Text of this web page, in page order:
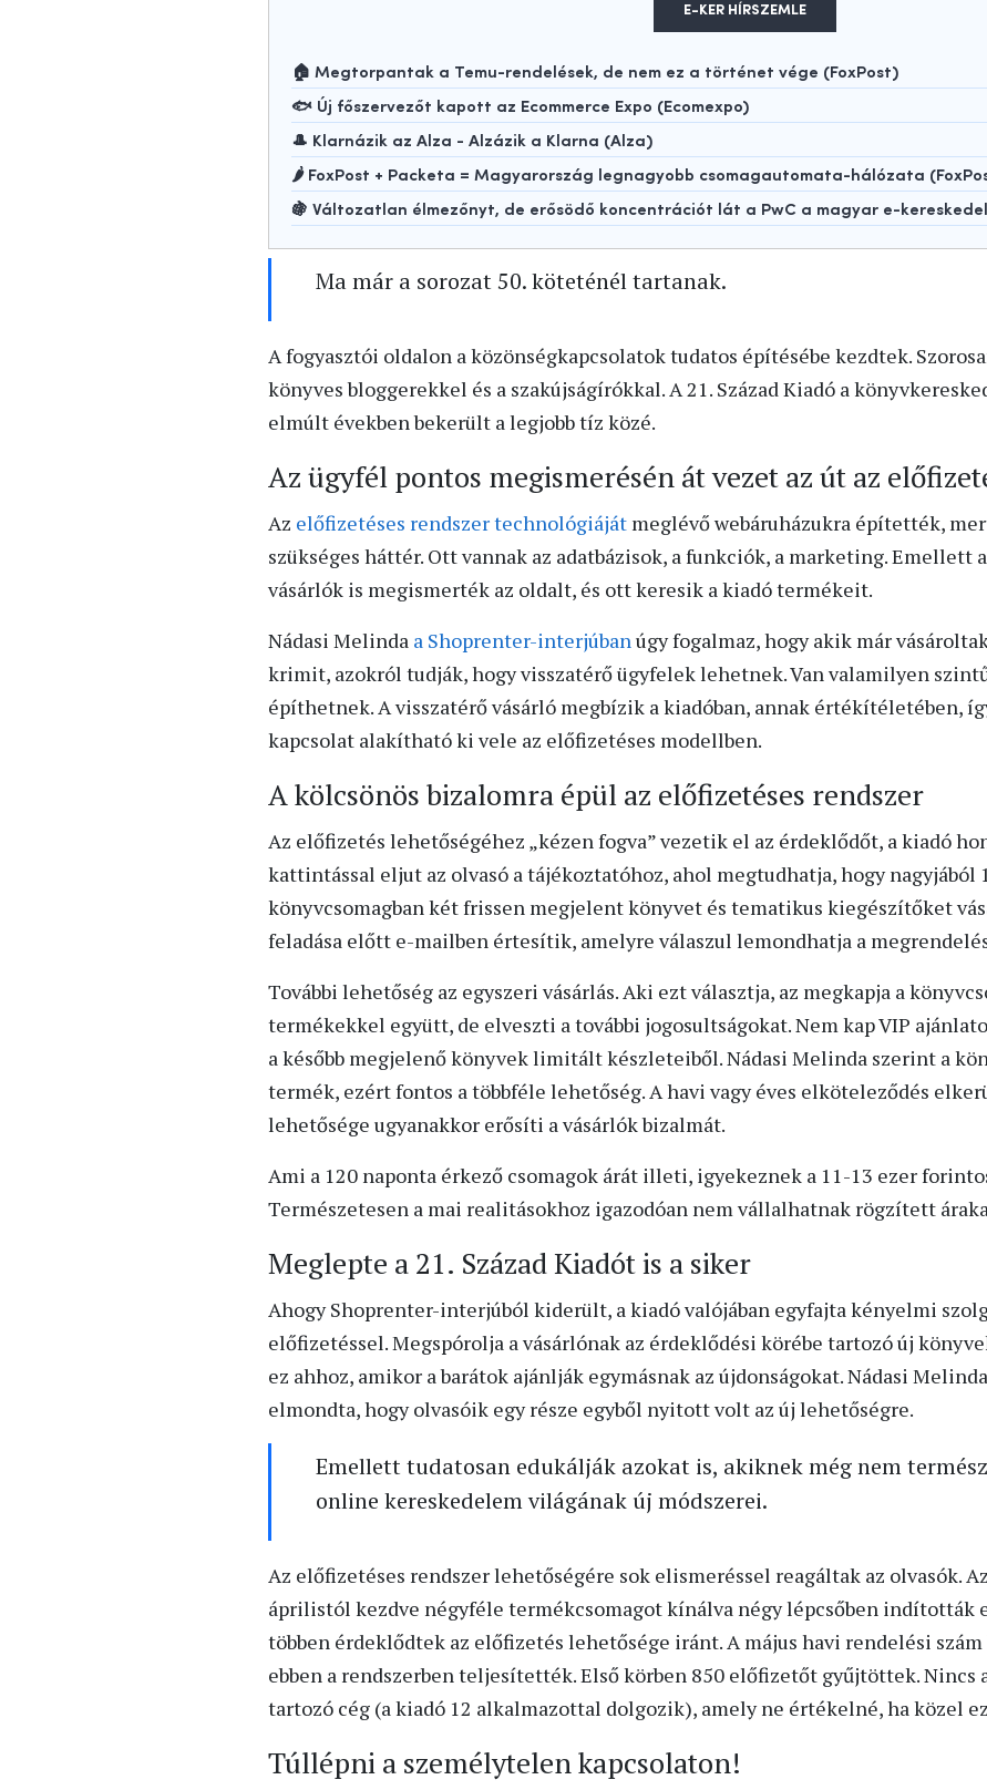
E-KER HÍRSZEMLE
🏠 Megtorpantak a Temu-rendelések, de nem ez a történet vége (FoxPost)
🐟 Új főszervezőt kapott az Ecommerce Expo (Ecomexpo)
🎩 Klarnázik az Alza - Alzázik a Klarna (Alza)
🌶️ FoxPost + Packeta = Magyarország legnagyobb csomagautomata-hálózata
🍇 Változatlan élmezőnyt, de erősödő koncentrációt lát a PwC a magyar e-
Ma már a sorozat 50. köteténél tartanak.
A fogyasztói oldalon a közönségkapcsolatok tudatos építésébe kezdtek.
könyves bloggerekkel és a szakújságírókkal. A 21. Század Kiadó a
elmúlt években bekerült a legjobb tíz közé.
Az ügyfél pontos megismerésén át vezet az út az
Az előfizetéses rendszer technológiáját meglévő webáruházukra építették,
szükséges háttér. Ott vannak az adatbázisok, a funkciók, a marketing. Emellett
vásárlók is megismerték az oldalt, és ott keresik a kiadó termékeit.
Nádasi Melinda a Shoprenter-interjúbanúgy fogalmaz, hogy akik már
krimit, azokról tudják, hogy visszatérő ügyfelek lehetnek. Van valamilyen
építhetnek. A visszatérő vásárló megbízik a kiadóban, annak értékítéletében,
kapcsolat alakítható ki vele az előfizetéses modellben.
A kölcsönös bizalomra épül az előfizetéses rendszer
Az előfizetés lehetőségéhez „kézen fogva” vezetik el az érdeklődőt, a kiadó
kattintással eljut az olvasó a tájékoztatóhoz, ahol megtudhatja, hogy nagyjából
könyvcsomagban két frissen megjelent könyvet és tematikus kiegészítőket
feladása előtt e-mailben értesítik, amelyre válaszul lemondhatja a
További lehetőség az egyszeri vásárlás. Aki ezt választja, az megkapja a
termékekkel együtt, de elveszti a további jogosultságokat. Nem kap VIP
a később megjelenő könyvek limitált készleteiből. Nádasi Melinda szerint a
termék, ezért fontos a többféle lehetőség. A havi vagy éves elköteleződés
lehetősége ugyanakkor erősíti a vásárlók bizalmát.
Ami a 120 naponta érkező csomagok árát illeti, igyekeznek a 11-13 ezer
Természetesen a mai realitásokhoz igazodóan nem vállalhatnak rögzített
Meglepte a 21. Század Kiadót is a siker
Ahogy Shoprenter-interjúból kiderült, a kiadó valójában egyfajta kényelmi
előfizetéssel. Megspórolja a vásárlónak az érdeklődési körébe tartozó új
ez ahhoz, amikor a barátok ajánlják egymásnak az újdonságokat. Nádasi
elmondta, hogy olvasóik egy része egyből nyitott volt az új lehetőségre.
Emellett tudatosan edukálják azokat is, akiknek még nem
online kereskedelem világának új módszerei.
Az előfizetéses rendszer lehetőségére sok elismeréssel reagáltak az olvasók.
áprilistól kezdve négyféle termékcsomagot kínálva négy lépcsőben indították
többen érdeklődtek az előfizetés lehetősége iránt. A május havi rendelési
ebben a rendszerben teljesítették. Első körben 850 előfizetőt gyűjtöttek. Nincs
tartozó cég (a kiadó 12 alkalmazottal dolgozik), amely ne értékelné, ha közel
Túllépni a személytelen kapcsolaton!